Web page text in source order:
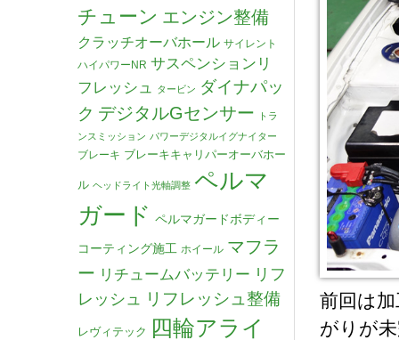
前回は
がりが
チューン エンジン整備
クラッチオーバホール サイレント
ハイパワーNR サスペンションリ
フレッシュ
タービン ダイナパッ
ク デジタルGセンサー
トラ
ンスミッション パワーデジタルイグナイター
ブレーキ ブレーキキャリパーオーバホー
ル ヘッドライト光軸調整 ペルマ
ガード ペルマガードボディー
コーティング施工 ホイール マフラ
ー リチュームバッテリー リフ
レッシュ
リフレッシュ整備
レヴィテック 四輪アライ